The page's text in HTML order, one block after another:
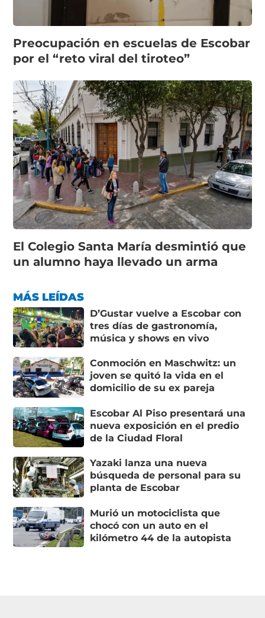
Preocupación en escuelas de Escobar
por el “reto viral del tiroteo”
El Colegio Santa María desmintió que
un alumno haya llevado un arma
MÁS LEÍDAS
D’Gustar vuelve a Escobar con
tres días de gastronomía,
música y shows en vivo
Conmoción en Maschwitz: un
joven se quitó la vida en el
domicilio de su ex pareja
Escobar Al Piso presentará una
nueva exposición en el predio
de la Ciudad Floral
Yazaki lanza una nueva
búsqueda de personal para su
planta de Escobar
Murió un motociclista que
chocó con un auto en el
kilómetro 44 de la autopista